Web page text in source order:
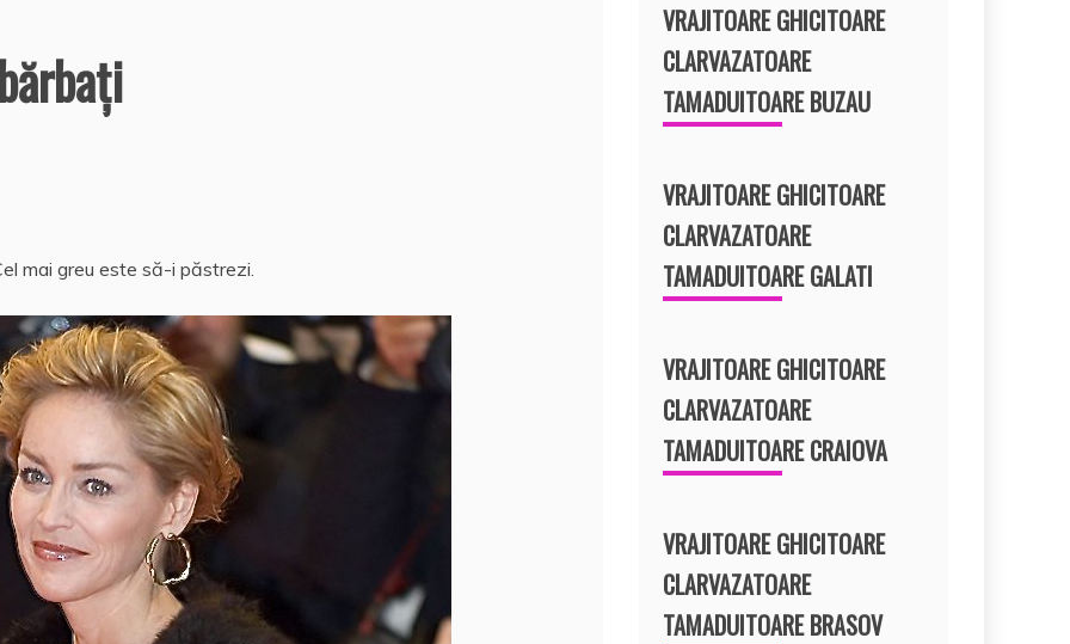
mai greu este să-i păstrezi.
VRAJITOARE GHICITOARE
CLARVAZATOARE
TAMADUITOARE BUZAU
VRAJITOARE GHICITOARE
CLARVAZATOARE
TAMADUITOARE GALATI
VRAJITOARE GHICITOARE
CLARVAZATOARE
TAMADUITOARE CRAIOVA
VRAJITOARE GHICITOARE
CLARVAZATOARE
TAMADUITOARE BRASOV